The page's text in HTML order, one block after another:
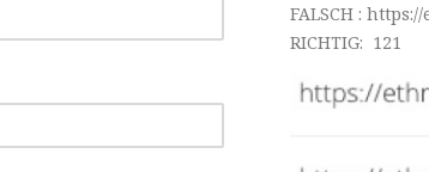
FALSCH :
RICHTIG: 121